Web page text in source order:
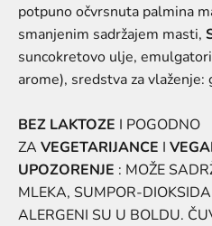
potpuno očvrsnuta palmina
smanjenim sadržajem masti,
suncokretovo ulje,
arome), sredstva za vlaženje:
BEZ LAKTOZE I POGODNO
ZA VEGETARIJANCE I
UPOZORENJE : MOŽE
MLEKA, SUMPOR-
ALERGENI SU U BOLDU.